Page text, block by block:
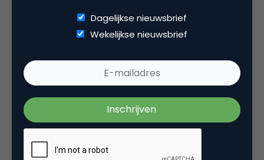
Oeps, je hebt gelijk. Ik had gekeken naar het
minimumjeugdloon en dat begon op 15
volgens mij, dus vandaar de assumptie.
Meteen even aanpassen maar.
8 oktober 2008 om 11:14
Dagelijkse nieuwsbrief
Wekelijkse nieuwsbrief